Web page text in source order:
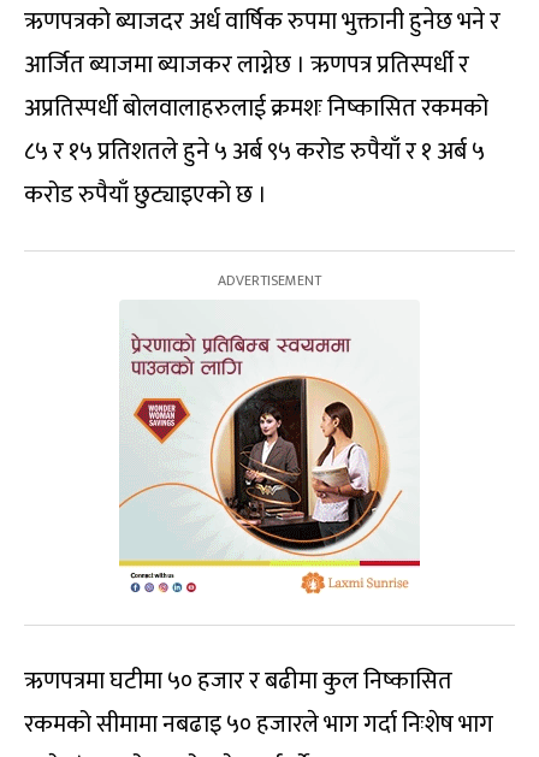
ऋणपत्रको ब्याजदर अर्ध वार्षिक रुपमा भुक्तानी हुनेछ भने र
आर्जित ब्याजमा ब्याजकर लाग्नेछ । ऋणपत्र प्रतिस्पर्धी र
अप्रतिस्पर्धी बोलवालाहरुलाई क्रमशः निष्कासित रकमको
८५ र १५ प्रतिशतले हुने ५ अर्ब ९५ करोड रुपैयाँ र १ अर्ब ५
करोड रुपैयाँ छुट्याइएको छ ।
ऋणपत्रमा घटीमा ५० हजार र बढीमा कुल निष्कासित
रकमको सीमामा नबढाइ ५० हजारले भाग गर्दा निःशेष भाग